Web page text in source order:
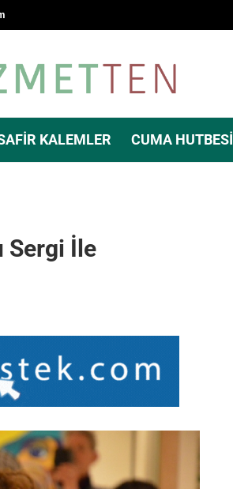
KALEMLER CUMA HUTBESI
Sergi İle